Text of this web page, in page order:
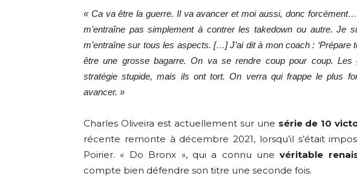
« Ca va être la guerre. Il va avancer et moi aussi, donc
m’entraîne pas simplement à contrer les takedown ou autre. Je
m’entraîne sur tous les aspects. […] J’ai dit à mon coach :
être une grosse bagarre. On va se rendre coup pour coup. Les
stratégie stupide, mais ils ont tort. On verra qui frappe le plus
avancer. »
Charles Oliveira est actuellement sur une série de 10
récente remonte à décembre 2021, lorsqu’il s’était
Poirier. « Do Bronx », qui a connu unevéritable
compte bien défendre son titre une seconde fois.